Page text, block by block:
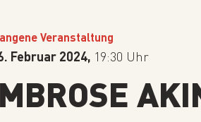
Veranstaltung
Februar 2024, 19:30 Uhr